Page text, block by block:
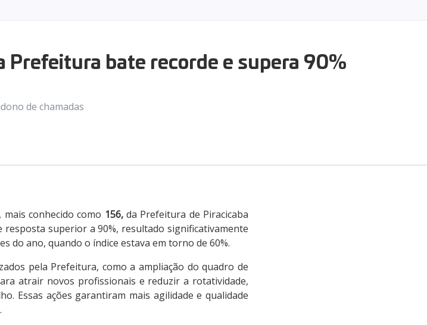
bate recorde e supera 90%
de chamadas
conhecido como 156,da Prefeitura de Piracicaba
superior a 90%, resultado significativamente
do ano, quando o índice estava em torno de 60%.
pela Prefeitura, como a ampliação do quadro de
atrair novos profissionais e reduzir a rotatividade,
Essas ações garantiram mais agilidade e qualidade